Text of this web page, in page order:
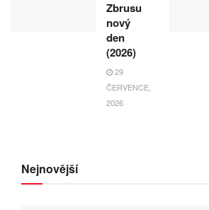
Zbrusu
nový
den
(2026)
29
ČERVENCE,
2026
Nejnovější